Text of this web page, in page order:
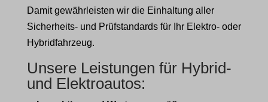
Damit gewährleisten wir die Einhaltung aller
Sicherheits- und Prüfstandards für Ihr Elektro- oder
Hybridfahrzeug.
Unsere Leistungen für Hybrid-
und Elektroautos: